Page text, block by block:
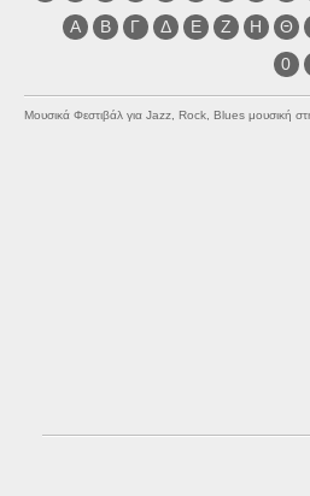
Α
Β Γ Δ Ε Ζ Η Θ
0
Μουσικά Φεστιβάλ για Jazz, Rock, Blues μουσική